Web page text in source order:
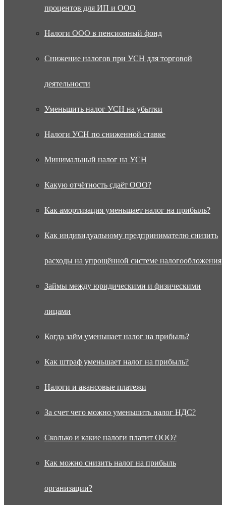
процентов для ИП и ООО
Налоги ООО в пенсионный фонд
Снижение налогов при УСН для торговой
деятельности
Уменьшить налог УСН на убытки
Налоги УСН по сниженной ставке
Минимальный налог на УСН
Какую отчётность сдаёт ООО?
Как амортизация уменьшает налог на прибыль?
Как индивидуальному предпринимателю снизить
расходы на упрощённой системе налогообложения
Займы между юридическими и физическими
лицами
Когда займ уменьшает налог на прибыль?
Как штраф уменьшает налог на прибыль?
Налоги и авансовые платежи
За счет чего можно уменьшить налог НДС?
Сколько и какие налоги платит ООО?
Как можно снизить налог на прибыль
организации?